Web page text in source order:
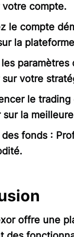
compte.
le compte
la
sur votre
le
sur la
des fonds :
offre une